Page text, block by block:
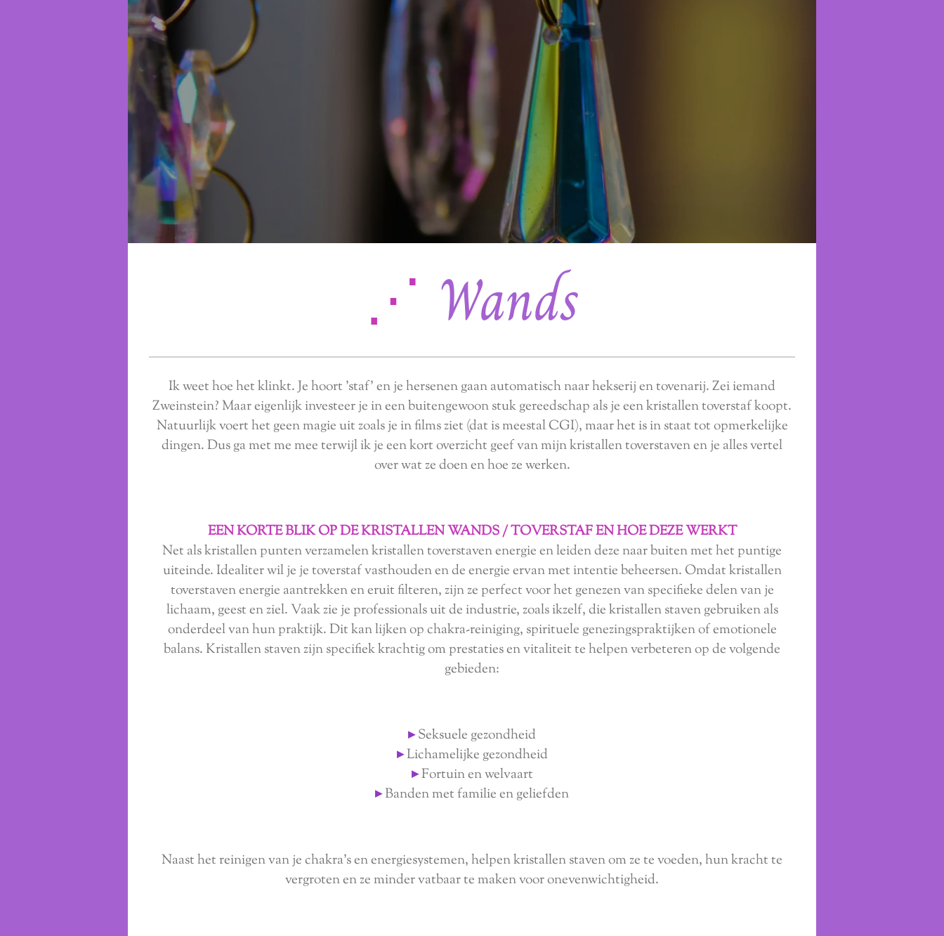
⋰ Wands
Ik weet hoe het klinkt. Je hoort 'staf' en je hersenen gaan automatisch naar hekserij en tovenarij. Zei iemand
Zweinstein? Maar eigenlijk investeer je in een buitengewoon stuk gereedschap als je een kristallen toverstaf koopt.
Natuurlijk voert het geen magie uit zoals je in films ziet (dat is meestal CGI), maar het is in staat tot opmerkelijke
dingen. Dus ga met me mee terwijl ik je een kort overzicht geef van mijn kristallen toverstaven en je alles vertel
over wat ze doen en hoe ze werken.
EEN KORTE BLIK OP DE KRISTALLEN WANDS / TOVERSTAF EN HOE DEZE WERKT
Net als kristallen punten verzamelen kristallen toverstaven energie en leiden deze naar buiten met het puntige
uiteinde. Idealiter wil je je toverstaf vasthouden en de energie ervan met intentie beheersen. Omdat kristallen
toverstaven energie aantrekken en eruit filteren, zijn ze perfect voor het genezen van specifieke delen van je
lichaam, geest en ziel. Vaak zie je professionals uit de industrie, zoals ikzelf, die kristallen staven gebruiken als
onderdeel van hun praktijk. Dit kan lijken op chakra-reiniging, spirituele genezingspraktijken of emotionele
balans. Kristallen staven zijn specifiek krachtig om prestaties en vitaliteit te helpen verbeteren op de volgende
gebieden:
▸Seksuele gezondheid
▸Lichamelijke gezondheid
▸Fortuin en welvaart
▸Banden met familie en geliefden
Naast het reinigen van je chakra's en energiesystemen, helpen kristallen staven om ze te voeden, hun kracht te
vergroten en ze minder vatbaar te maken voor onevenwichtigheid.